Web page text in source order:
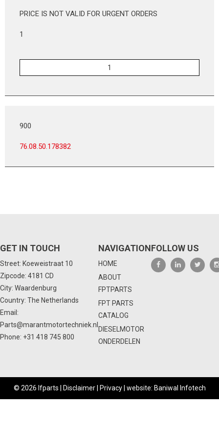
PRICE IS NOT VALID FOR URGENT ORDERS
1
900
76.08.50.178382
GET IN TOUCH
Street: Koeweistraat 10
Zipcode: 4181 CD
City: Waardenburg
Country: The Netherlands
Email:
Parts@marantmotortechniek.nl
Phone: +31 418 745 800
NAVIGATION
HOME
ABOUT
FPTPARTS
FPT PARTS
CATALOG
DIESELMOTOR
ONDERDELEN
FOLLOW US
© 2026 Ifparts | Disclaimer| Privacy| website: Baniwal Infotech